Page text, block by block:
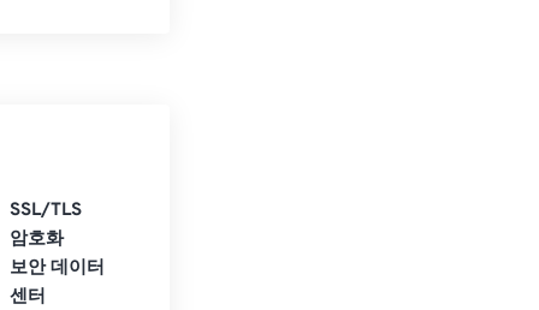
SSL/TLS
암호화
보안 데이터
센터